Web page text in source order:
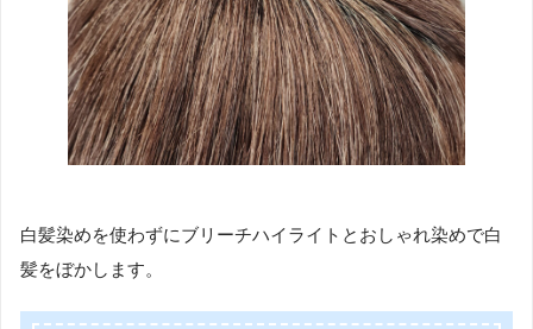
白髪染めを使わずにブリーチハイライトとおしゃれ染めで白
髪をぼかします。